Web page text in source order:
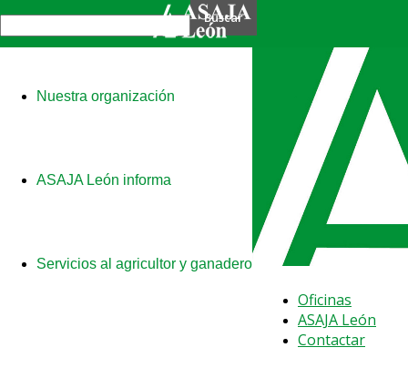
Nuestra organización
ASAJA León informa
Servicios al agricultor y ganadero
Oficinas
ASAJA León
Contactar